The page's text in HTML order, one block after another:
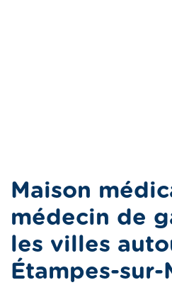
Maison
médecin de
les villes
Étampes-sur-